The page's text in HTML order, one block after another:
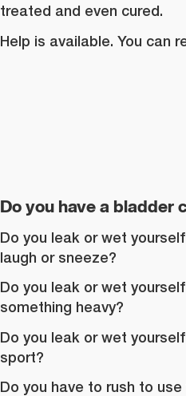
treated and even cured.
Help is available. You can
Do you have a bladder
Do you leak or wet
laugh or sneeze?
Do you leak or wet
something heavy?
Do you leak or wet
sport?
Do you have to rush to